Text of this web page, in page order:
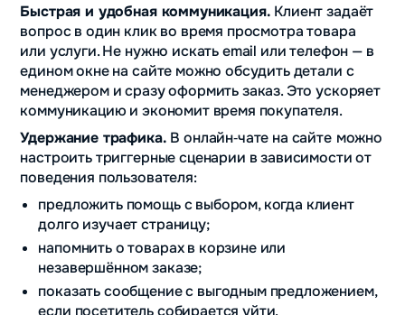
Быстрая и удобная коммуникация. Клиент задаёт
вопрос в один клик во время просмотра товара
или услуги. Не нужно искать email или телефон — в
едином окне на сайте можно обсудить детали с
менеджером и сразу оформить заказ. Это ускоряет
коммуникацию и экономит время покупателя.
Удержание трафика. В онлайн‑чате на сайте можно
настроить триггерные сценарии в зависимости от
поведения пользователя:
предложить помощь с выбором, когда клиент
долго изучает страницу;
напомнить о товарах в корзине или
незавершённом заказе;
показать сообщение с выгодным предложением,
если посетитель собирается уйти.